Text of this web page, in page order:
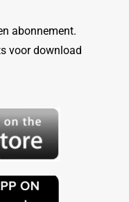
abonnement.
voor download